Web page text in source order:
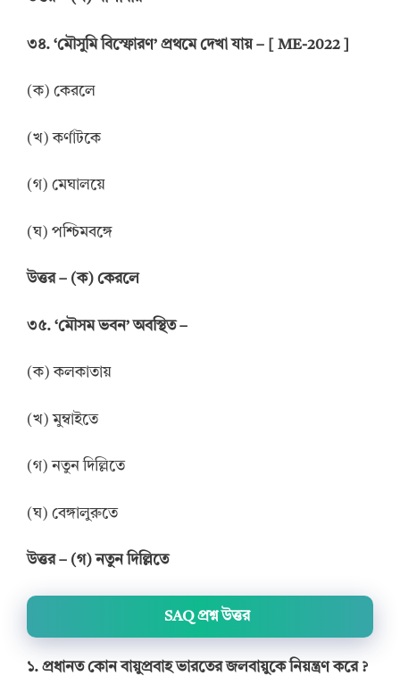
৩৪. ‘মৌসুমি বিস্ফোরণ’ প্রথমে দেখা যায় – [ ME-2022 ]
(ক) কেরলে
(খ) কর্ণাটকে
(গ) মেঘালয়ে
(ঘ) পশ্চিমবঙ্গে
উত্তর– (ক) কেরলে
৩৫. ‘মৌসম ভবন’ অবস্থিত –
(ক) কলকাতায়
(খ) মুম্বাইতে
(গ) নতুন দিল্লিতে
(ঘ) বেঙ্গালুরুতে
উত্তর– (গ) নতুন দিল্লিতে
SAQপ্রশ্ন উত্তর
১. প্রধানত কোন বায়ুপ্রবাহ ভারতের জলবায়ুকে নিয়ন্ত্রণ করে ?